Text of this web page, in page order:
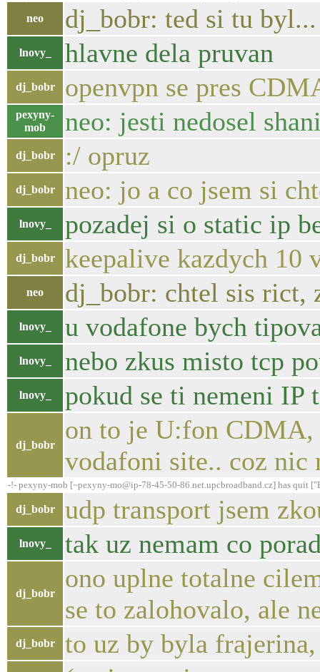
neo dj_bobr: ted si tu
lnovy_ hlavne dela pruvan
dj_bobr openvpn se pres
pexyny-
mob
neo: jesti nedosel
dj_bobr :/ opruz
dj_bobr neo: jo a co jsem si
lnovy_ pozadej si o static ip
dj_bobr keepalive kazdych 10
neo dj_bobr: chtel sis rict,
lnovy_ u vodafone bych
lnovy_ nebo zkus misto tcp
lnovy_ pokud se ti nemeni IP
dj_bobr
on to je U:fon CDMA,
vodafoni site.. coz nic
-!- pexyny-mob [~pexyny-mo@ip-78-45-50-86.net.upcbroadband.cz] has quit
dj_bobr udp transport jsem
lnovy_ tak uz nemam co
dj_bobr
ono uplne totalne
se to zalohovalo, ale
dj_bobr to uz by byla